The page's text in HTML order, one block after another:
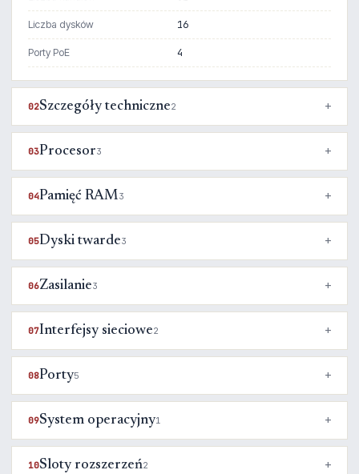
Liczba dysków 16
Porty PoE 4
02Szczegóły techniczne2
03Procesor3
04Pamięć RAM3
05Dyski twarde3
06Zasilanie3
07Interfejsy sieciowe2
08Porty5
09System operacyjny1
10Sloty rozszerzeń2